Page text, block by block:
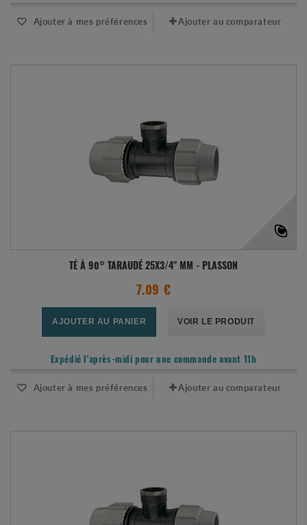
Ajouter à mes préférences Ajouter au comparateur
TÉ À 90° TARAUDÉ 25X3/4" MM - PLASSON
7.09 €
AJOUTER AU PANIER VOIR LE PRODUIT
Expédié l'après-midi pour une commande avant 11h
Ajouter à mes préférences Ajouter au comparateur